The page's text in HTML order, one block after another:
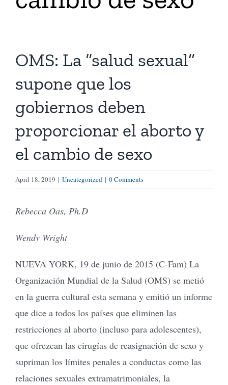
OMS: La “salud sexual”
supone que los
gobiernos deben
proporcionar el aborto y
el cambio de sexo
April 18, 2019 | Uncategorized | 0 Comments
Rebecca Oas, Ph.D
Wendy Wright
NUEVA YORK, 19 de junio de 2015 (C-Fam) La
Organización Mundial de la Salud (OMS) se metió
en la guerra cultural esta semana y emitió un informe
que dice a todos los países que eliminen las
restricciones al aborto (incluso para adolescentes),
que ofrezcan las cirugías de reasignación de sexo y
supriman los límites penales a conductas como las
relaciones sexuales extramatrimoniales, la